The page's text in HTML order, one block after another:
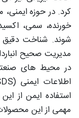
کرد. در حوزه
خورنده، سمی،
شوند. شناخت
مدیریت صحیح
در محیط‌ های
استفاده ایمن از
مهمی از این